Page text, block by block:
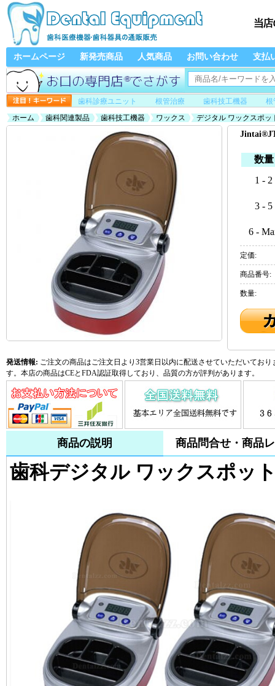
ホームページ 新発売商品 人気商品 お問い合わせ 支払
歯科診療ユニット 根管治療 歯科技工機器
根
ホーム
歯科関連製品 歯科技工機器 ワックス デジタル ワックスポッ
数量
1 - 2
3 - 5
6 -
定価:
商品番号:
数量:
発送情報: ご注文の商品はご注文日より3営業日以内に配送させていただいてお
す。本店の商品はCEとFDA認証取得しており、品質の方が評判があります。
商品の説明 商品問合せ・商品
歯科デジタル ワックスポッ